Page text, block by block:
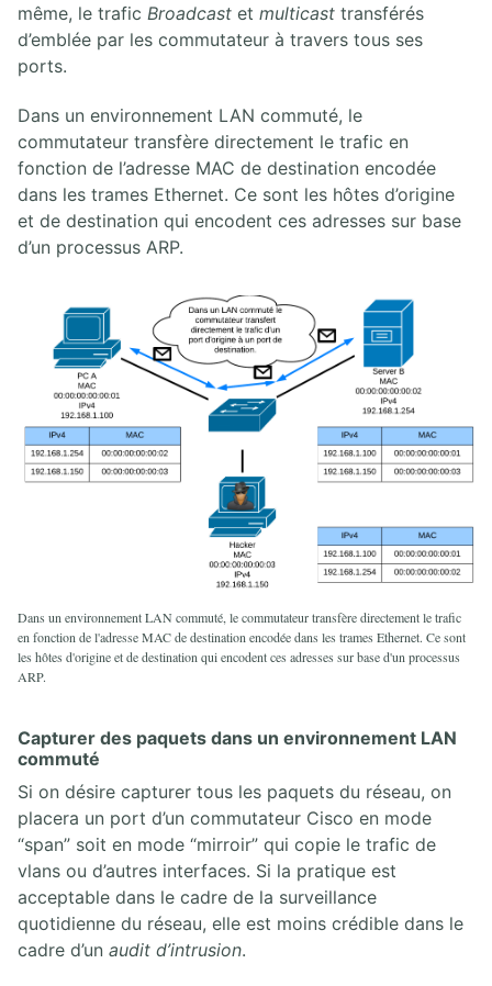
même, le trafic Broadcast et multicast transférés
d’emblée par les commutateur à travers tous ses
ports.
Dans un environnement LAN commuté, le
commutateur transfère directement le trafic en
fonction de l’adresse MAC de destination encodée
dans les trames Ethernet. Ce sont les hôtes d’origine
et de destination qui encodent ces adresses sur base
d’un processus ARP.
Dans un environnement LAN commuté, le commutateur transfère directement le trafic
en fonction de l'adresse MAC de destination encodée dans les trames Ethernet. Ce sont
les hôtes d'origine et de destination qui encodent ces adresses sur base d'un processus
ARP.
Capturer des paquets dans un environnement LAN
commuté
Si on désire capturer tous les paquets du réseau, on
placera un port d’un commutateur Cisco en mode
“span” soit en mode “mirroir” qui copie le trafic de
vlans ou d’autres interfaces. Si la pratique est
acceptable dans le cadre de la surveillance
quotidienne du réseau, elle est moins crédible dans le
cadre d’un audit d’intrusion.